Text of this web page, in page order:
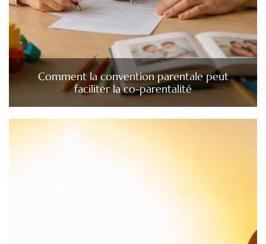
Comment la convention parentale peut
faciliter la co-parentalité